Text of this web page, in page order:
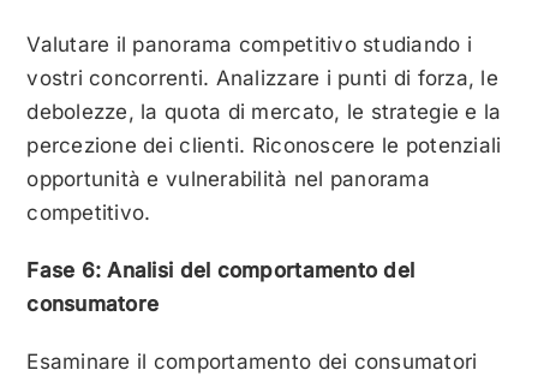
Valutare il panorama competitivo studiando i
vostri concorrenti. Analizzare i punti di forza, le
debolezze, la quota di mercato, le strategie e la
percezione dei clienti. Riconoscere le potenziali
opportunità e vulnerabilità nel panorama
competitivo.
Fase 6: Analisi del comportamento del
consumatore
Esaminare il comportamento dei consumatori